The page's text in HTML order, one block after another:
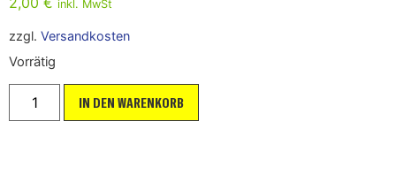
inkl. MwSt
zzgl. Versandkosten
Vorrätig
IN DEN WARENKORB